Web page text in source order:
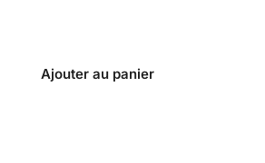
Ajouter au panier